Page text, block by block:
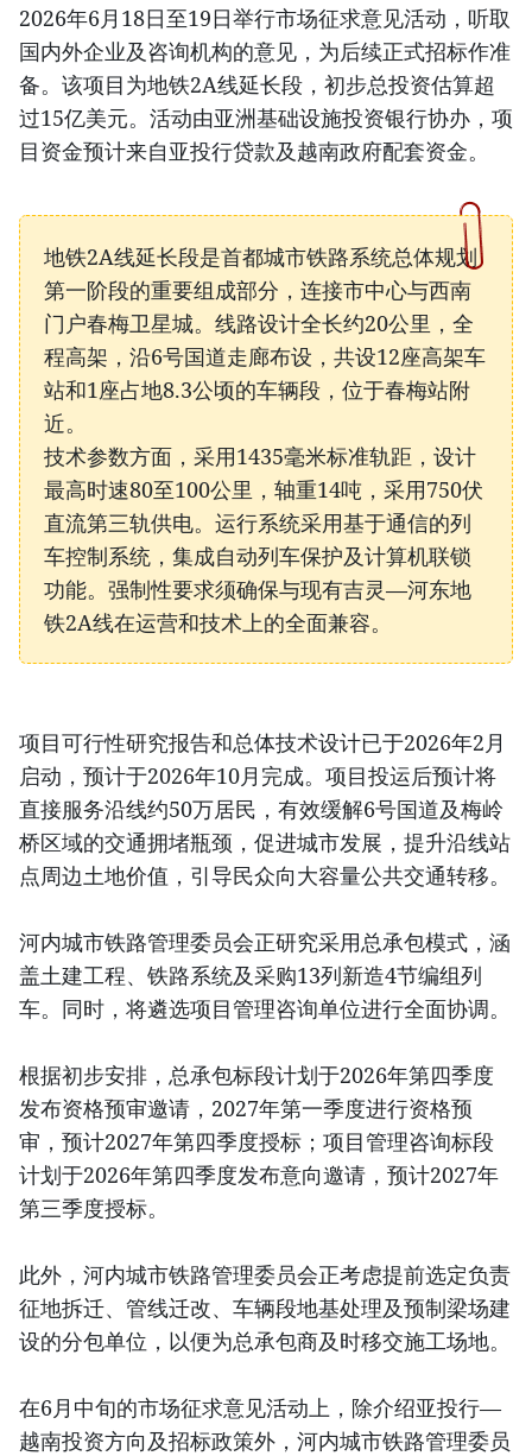
2026年6月18日至19日举行市场征求意见活动，听取
国内外企业及咨询机构的意见，为后续正式招标作准
备。该项目为地铁2A线延长段，初步总投资估算超
过15亿美元。活动由亚洲基础设施投资银行协办，项
目资金预计来自亚投行贷款及越南政府配套资金。
地铁2A线延长段是首都城市铁路系统总体规划
第一阶段的重要组成部分，连接市中心与西南
门户春梅卫星城。线路设计全长约20公里，全
程高架，沿6号国道走廊布设，共设12座高架车
站和1座占地8.3公顷的车辆段，位于春梅站附
近。
技术参数方面，采用1435毫米标准轨距，设计
最高时速80至100公里，轴重14吨，采用750伏
直流第三轨供电。运行系统采用基于通信的列
车控制系统，集成自动列车保护及计算机联锁
功能。强制性要求须确保与现有吉灵—河东地
铁2A线在运营和技术上的全面兼容。
项目可行性研究报告和总体技术设计已于2026年2月
启动，预计于2026年10月完成。项目投运后预计将
直接服务沿线约50万居民，有效缓解6号国道及梅岭
桥区域的交通拥堵瓶颈，促进城市发展，提升沿线站
点周边土地价值，引导民众向大容量公共交通转移。
河内城市铁路管理委员会正研究采用总承包模式，涵
盖土建工程、铁路系统及采购13列新造4节编组列
车。同时，将遴选项目管理咨询单位进行全面协调。
根据初步安排，总承包标段计划于2026年第四季度
发布资格预审邀请，2027年第一季度进行资格预
审，预计2027年第四季度授标；项目管理咨询标段
计划于2026年第四季度发布意向邀请，预计2027年
第三季度授标。
此外，河内城市铁路管理委员会正考虑提前选定负责
征地拆迁、管线迁改、车辆段地基处理及预制梁场建
设的分包单位，以便为总承包商及时移交施工场地。
在6月中旬的市场征求意见活动上，除介绍亚投行—
越南投资方向及招标政策外，河内城市铁路管理委员